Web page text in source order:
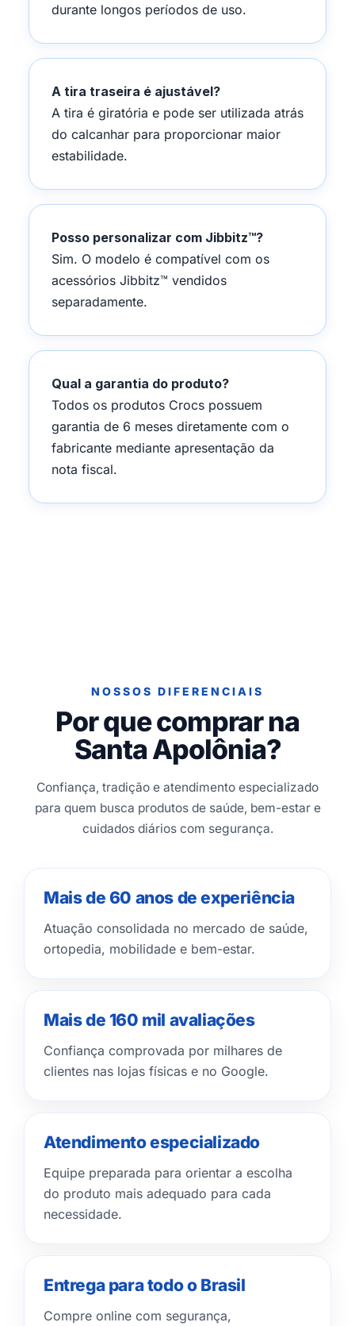
durante longos períodos de uso.
A tira traseira é ajustável?
A tira é giratória e pode ser utilizada atrás
do calcanhar para proporcionar maior
estabilidade.
Posso personalizar com Jibbitz™?
Sim. O modelo é compatível com os
acessórios Jibbitz™ vendidos
separadamente.
Qual a garantia do produto?
Todos os produtos Crocs possuem
garantia de 6 meses diretamente com o
fabricante mediante apresentação da
nota fiscal.
NOSSOS DIFERENCIAIS
Por que comprar na
Santa Apolônia?
Confiança, tradição e atendimento especializado
para quem busca produtos de saúde, bem-estar e
cuidados diários com segurança.
Mais de 60 anos de experiência
Atuação consolidada no mercado de saúde,
ortopedia, mobilidade e bem-estar.
Mais de 160 mil avaliações
Confiança comprovada por milhares de
clientes nas lojas físicas e no Google.
Atendimento especializado
Equipe preparada para orientar a escolha
do produto mais adequado para cada
necessidade.
Entrega para todo o Brasil
Compre online com segurança,